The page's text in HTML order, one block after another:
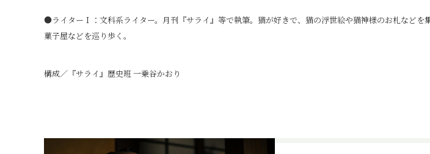
●ライターＩ：文科系ライター。月刊『サライ』等で執筆。猫が好きで、猫の浮世絵や猫神様のお札などを
菓子屋などを巡り歩く。
構成／『サライ』歴史班 一乗谷かおり